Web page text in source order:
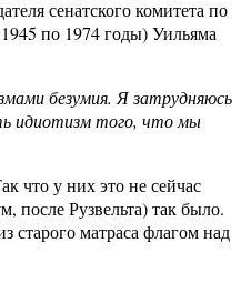
сенатского комитета по
по 1974 годы) Уильяма
безумия. Я затрудняюсь
идиотизм того, что мы
что у них это не сейчас
после Рузвельта) так было.
старого матраса флагом над